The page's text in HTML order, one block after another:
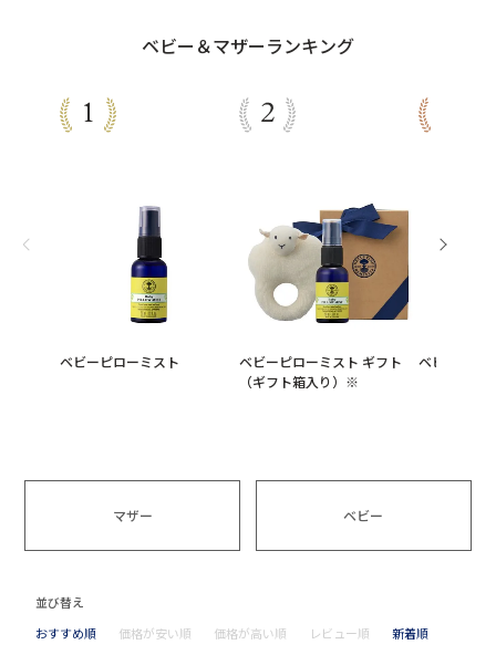
ベビー＆マザーランキング
ベビーピローミスト
ベビーピローミスト ギフト
（ギフト箱入り）※
ベビー マッ
マザー ベビー
並び替え
おすすめ順
価格が安い順 価格が高い順 レビュー順 新着順